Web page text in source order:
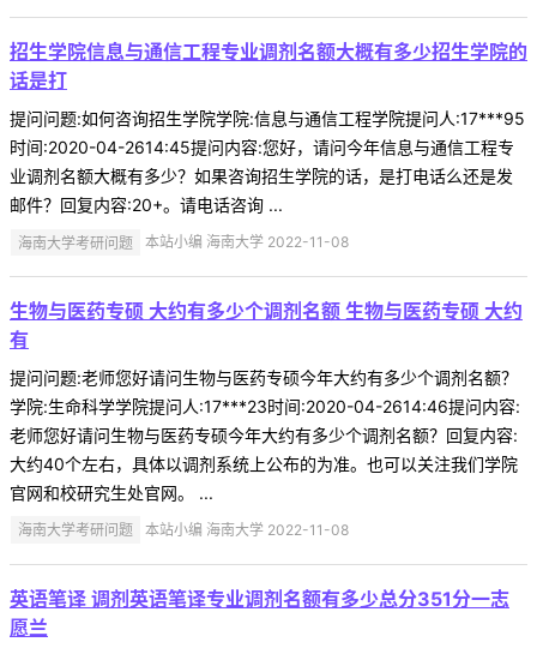
招生学院信息与通信工程专业调剂名额大概有多少招生学院的
话是打
提问问题:如何咨询招生学院学院:信息与通信工程学院提问人:17***95
时间:2020-04-2614:45提问内容:您好，请问今年信息与通信工程专
业调剂名额大概有多少？如果咨询招生学院的话，是打电话么还是发
邮件？回复内容:20+。请电话咨询 ...
海南大学考研问题 本站小编 海南大学 2022-11-08
生物与医药专硕 大约有多少个调剂名额 生物与医药专硕 大约
有
提问问题:老师您好请问生物与医药专硕今年大约有多少个调剂名额？
学院:生命科学学院提问人:17***23时间:2020-04-2614:46提问内容:
老师您好请问生物与医药专硕今年大约有多少个调剂名额？回复内容:
大约40个左右，具体以调剂系统上公布的为准。也可以关注我们学院
官网和校研究生处官网。 ...
海南大学考研问题 本站小编 海南大学 2022-11-08
英语笔译 调剂英语笔译专业调剂名额有多少总分351分一志
愿兰